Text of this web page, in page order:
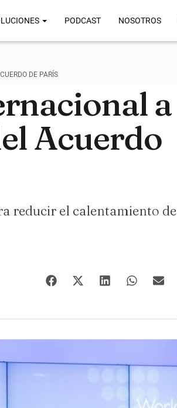
PODCAST NOSOTROS
DE PARÍS
a
Acuerdo
reducir el calentamiento de